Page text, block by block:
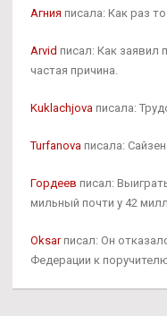
Агния писала: Как раз то.
Arvid писал: Как заявил
частая причина.
Kuklachjova писала:
Turfanova писала:
Гордеев писал:
мильный почти у 42
Oksarписал: Он
Федерации к